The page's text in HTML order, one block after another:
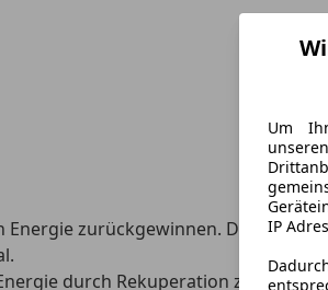
Um
IP
Energie zurückgewinnen. Dadurch
durch Rekuperation